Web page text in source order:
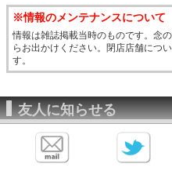
※情報のメンテナンスについて
情報は雑誌掲載当時のものです。念
らお出かけください。閉店店舗につ
す。
友人に知らせる